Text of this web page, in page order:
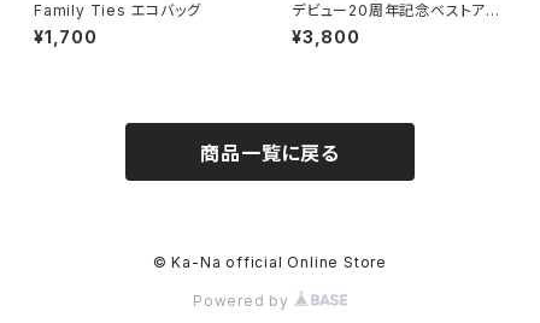
Family Ties エコバッグ
¥1,700
デビュー20周年記念ベストアル
バム 「でこぼこBEST」
¥3,800
商品一覧に戻る
© Ka-Na official Online Store
Powered by